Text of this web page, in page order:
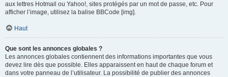
aux lettres Hotmail ou Yahoo!, sites protégés par un mot de passe, etc. Pour
afficher l’image, utilisez la balise BBCode [img].
Haut
Que sont les annonces globales ?
Les annonces globales contiennent des informations importantes que vous
devez lire dès que possible. Elles apparaissent en haut de chaque forum et
dans votre panneau de l’utilisateur. La possibilité de publier des annonces